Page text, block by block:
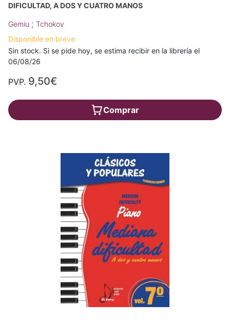
DIFICULTAD, A DOS Y CUATRO MANOS
Gemiu ; Tchokov
Disponible en breve
Sin stock. Si se pide hoy, se estima recibir en la librería el
06/08/26
PVP. 9,50€
Comprar